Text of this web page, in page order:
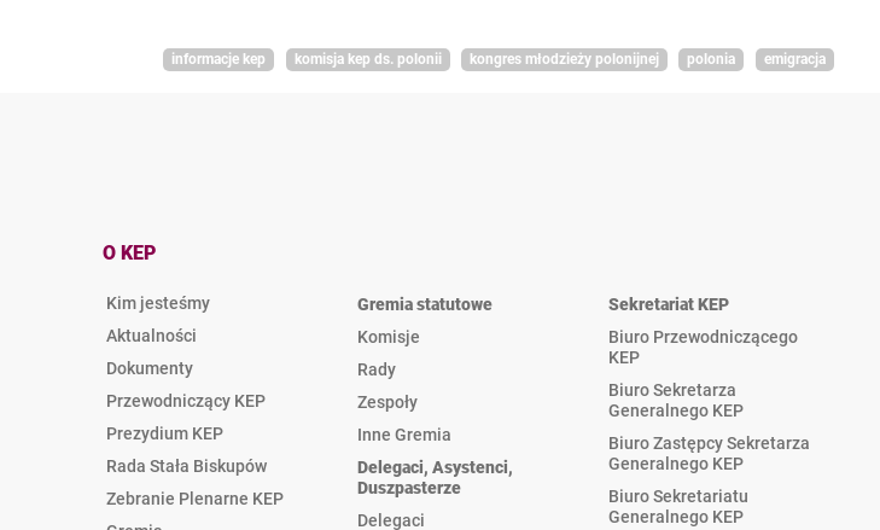
informacje kep komisja kep ds. polonii kongres młodzieży polonijnej polonia emigracja
O KEP
Kim jesteśmy
Aktualności
Dokumenty
Przewodniczący KEP
Prezydium KEP
Rada Stała Biskupów
Zebranie Plenarne KEP
Gremia statutowe
Komisje
Rady
Zespoły
Inne Gremia
Delegaci, Asystenci,
Duszpasterze
Delegaci
Sekretariat KEP
Biuro Przewodniczącego
KEP
Biuro Sekretarza
Generalnego KEP
Biuro Zastępcy Sekretarza
Generalnego KEP
Biuro Sekretariatu
Generalnego KEP